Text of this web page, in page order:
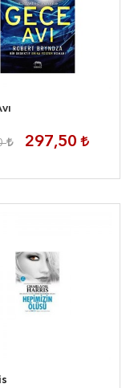
297,50